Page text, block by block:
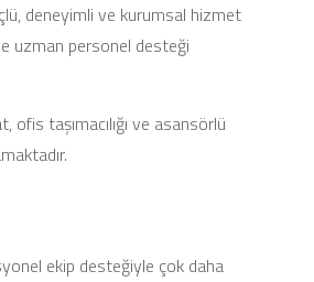
deneyimli ve kurumsal hizmet
uzman personel desteği
ofis taşımacılığı ve asansörlü
ekip desteğiyle çok daha